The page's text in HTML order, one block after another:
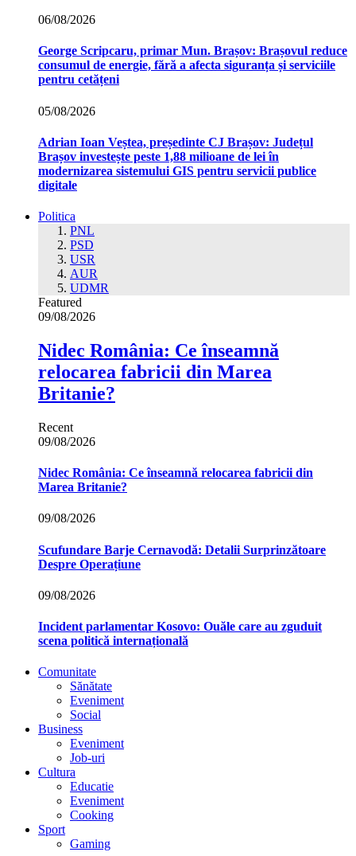
06/08/2026
George Scripcaru, primar Mun. Brașov: Brașovul reduce
consumul de energie, fără a afecta siguranța și serviciile
pentru cetățeni
05/08/2026
Adrian Ioan Veștea, președinte CJ Brașov: Județul
Brașov investește peste 1,88 milioane de lei în
modernizarea sistemului GIS pentru servicii publice
digitale
Politica
PNL
PSD
USR
AUR
UDMR
Featured
09/08/2026
Nidec România: Ce înseamnă
relocarea fabricii din Marea
Britanie?
Recent
09/08/2026
Nidec România: Ce înseamnă relocarea fabricii din
Marea Britanie?
09/08/2026
Scufundare Barje Cernavodă: Detalii Surprinzătoare
Despre Operațiune
09/08/2026
Incident parlamentar Kosovo: Ouăle care au zguduit
scena politică internațională
Comunitate
Sănătate
Eveniment
Social
Business
Eveniment
Job-uri
Cultura
Educatie
Eveniment
Cooking
Sport
Gaming